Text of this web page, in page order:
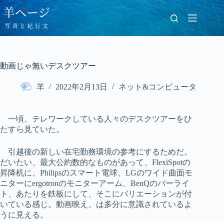
コ
ン
テ
ン
ス
動画じゃ無いデスクツアー
羊 2022年2月13日 ネット&コンピュータ
一頃、テレワークしている人々のデスクツアーをひ
たすら見ていた。
引越後の新しい在宅勤務環境の参考にするためだ。
だいたい、最大公約数的なものがあって、FlexiSpotの
昇降机に、Philipsのスマート電球、LGのワイド曲面モ
ニターにergotronのモニターアーム、BenQのバーライ
ト、あたりを鉄板にして、そこにバリエーションが付
いている感じ。動画映え、は多分に意識されているよ
うに見える。